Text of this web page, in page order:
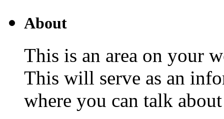
About
This is an area on your
This will serve as an
where you can talk